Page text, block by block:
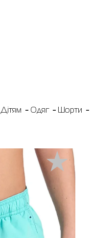
Дітям Одяг Шорти